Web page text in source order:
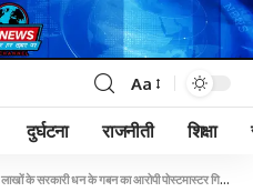
Aa
दुर्घटना राजनीती शिक्षा
लाखों के सरकारी धन के गबन का आरोपी पोस्टमास्टर गिरफ्तार